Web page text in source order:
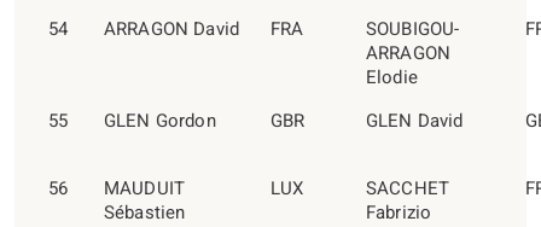
54 ARRAGON David FRA
SOUBIGOU-
ARRAGON
Elodie
55 GLEN Gordon GBR GLEN David
56
MAUDUIT
Sébastien
LUX
SACCHET
Fabrizio